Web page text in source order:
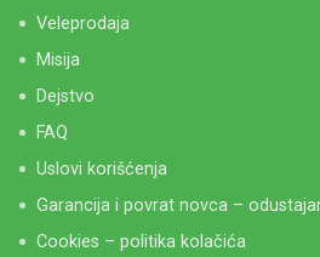
Veleprodaja
Misija
Dejstvo
FAQ
Uslovi korišćenja
Garancija i povrat novca –
Cookies – politika kolačića